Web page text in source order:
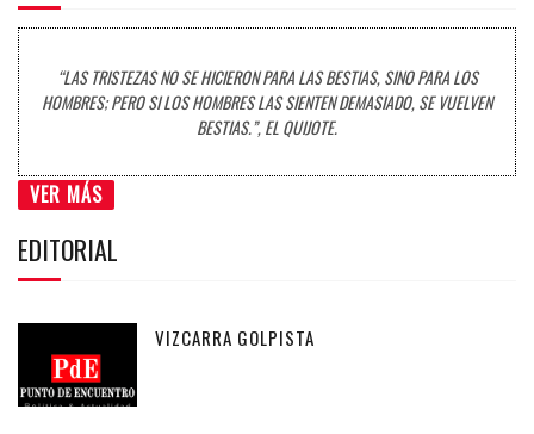
“LAS TRISTEZAS NO SE HICIERON PARA LAS BESTIAS, SINO PARA LOS
HOMBRES; PERO SI LOS HOMBRES LAS SIENTEN DEMASIADO, SE VUELVEN
BESTIAS.”, EL QUIJOTE.
VER MÁS
EDITORIAL
VIZCARRA GOLPISTA